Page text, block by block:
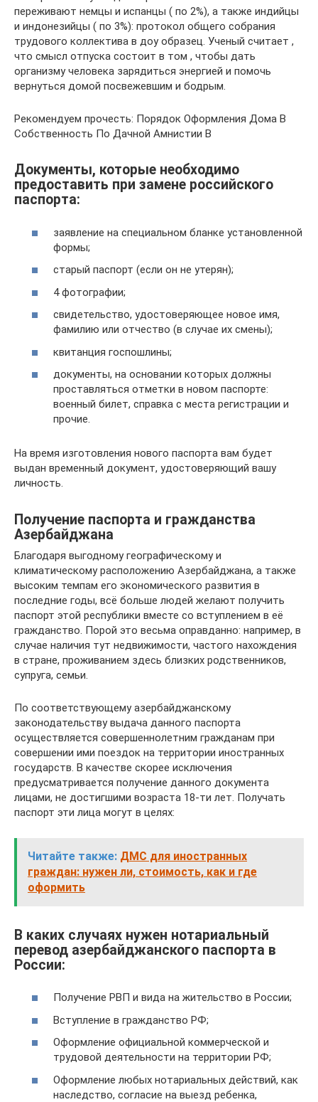
переживают немцы и испанцы ( по 2%), а также индийцы
и индонезийцы ( по 3%): протокол общего собрания
трудового коллектива в доу образец. Ученый считает ,
что смысл отпуска состоит в том , чтобы дать
организму человека зарядиться энергией и помочь
вернуться домой посвежевшим и бодрым.
Рекомендуем прочесть: Порядок Оформления Дома В
Собственность По Дачной Амнистии В
Документы, которые необходимо
предоставить при замене российского
паспорта:
заявление на специальном бланке установленной
формы;
старый паспорт (если он не утерян);
4 фотографии;
свидетельство, удостоверяющее новое имя,
фамилию или отчество (в случае их смены);
квитанция госпошлины;
документы, на основании которых должны
проставляться отметки в новом паспорте:
военный билет, справка с места регистрации и
прочие.
На время изготовления нового паспорта вам будет
выдан временный документ, удостоверяющий вашу
личность.
Получение паспорта и гражданства
Азербайджана
Благодаря выгодному географическому и
климатическому расположению Азербайджана, а также
высоким темпам его экономического развития в
последние годы, всё больше людей желают получить
паспорт этой республики вместе со вступлением в её
гражданство. Порой это весьма оправданно: например, в
случае наличия тут недвижимости, частого нахождения
в стране, проживанием здесь близких родственников,
супруга, семьи.
По соответствующему азербайджанскому
законодательству выдача данного паспорта
осуществляется совершеннолетним гражданам при
совершении ими поездок на территории иностранных
государств. В качестве скорее исключения
предусматривается получение данного документа
лицами, не достигшими возраста 18-ти лет. Получать
паспорт эти лица могут в целях:
Читайте также: ДМС для иностранных
граждан: нужен ли, стоимость, как и где
оформить
В каких случаях нужен нотариальный
перевод азербайджанского паспорта в
России:
Получение РВП и вида на жительство в России;
Вступление в гражданство РФ;
Оформление официальной коммерческой и
трудовой деятельности на территории РФ;
Оформление любых нотариальных действий, как
наследство, согласие на выезд ребенка,